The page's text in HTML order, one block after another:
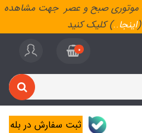
موتوری صبح و عصر جهت مشاهده
(اینجا..) کلیک کنید
0
ثبت سفارش در بله